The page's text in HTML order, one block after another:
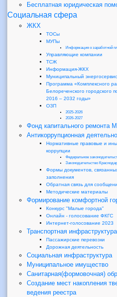
Бесплатная юридическая
Социальная сфера
ЖКХ
ТОСы
МУПы
Информация о заработной
Управляющие компании
ТСЖ
Информация-ЖКХ
Муниципальный
Программа «Комплексного
Белореченского городского
2016 – 2032 годы»
ОЗП
2025-2026
2026-2027
Фонд капитального ремонта
Антикоррупционная
Нормативные правовые и
коррупции
Федеральное
Законодательство
Формы документов,
заполнения
Обратная связь для
Методические материалы
Формирование комфортной
Конкурс "Малые города"
Онлайн - голосование ФКГС
Интернет-голосование 2023
Транспортная инфраструктура
Пассажирские перевозки
Дорожная деятельность
Социальная инфраструктура
Муниципальное имущество
Санитарная(формовочная)
Создание мест накопления
ведения реестра